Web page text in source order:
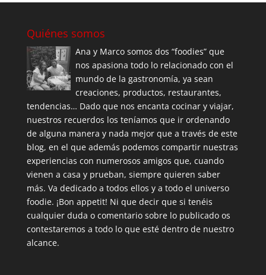
Quiénes somos
Ana y Marco somos dos “foodies” que
nos apasiona todo lo relacionado con el
mundo de la gastronomía, ya sean
creaciones, productos, restaurantes,
tendencias… Dado que nos encanta cocinar y viajar,
nuestros recuerdos los teníamos que ir ordenando
de alguna manera y nada mejor que a través de este
blog, en el que además podemos compartir nuestras
experiencias con numerosos amigos que, cuando
vienen a casa y prueban, siempre quieren saber
más. Va dedicado a todos ellos y a todo el universo
foodie. ¡Bon appetit! Ni que decir que si tenéis
cualquier duda o comentario sobre lo publicado os
contestaremos a todo lo que esté dentro de nuestro
alcance.